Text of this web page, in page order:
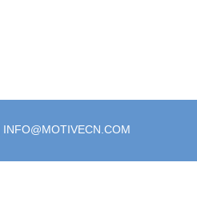
INFO@MOTIVECN.COM